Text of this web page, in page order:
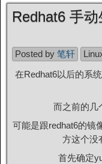
Redhat6 手
Posted by 笔轩
在Redhat6以后的系
而之前的几
可能是跟redhat6的镜
方这个没
首先确定